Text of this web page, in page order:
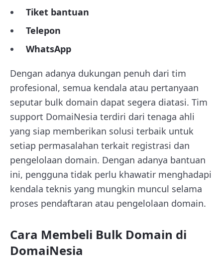
Tiket bantuan
Telepon
WhatsApp
Dengan adanya dukungan penuh dari tim
profesional, semua kendala atau pertanyaan
seputar bulk domain dapat segera diatasi. Tim
support DomaiNesia terdiri dari tenaga ahli
yang siap memberikan solusi terbaik untuk
setiap permasalahan terkait registrasi dan
pengelolaan domain. Dengan adanya bantuan
ini, pengguna tidak perlu khawatir menghadapi
kendala teknis yang mungkin muncul selama
proses pendaftaran atau pengelolaan domain.
Cara Membeli Bulk Domain di
DomaiNesia